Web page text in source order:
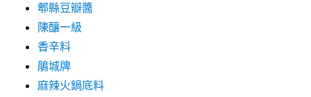
郫縣豆瓣醬
陳釀一級
香辛料
鵑城牌
麻辣火鍋底料